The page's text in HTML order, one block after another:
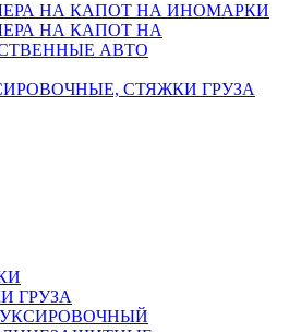
НА КАПОТ НА ИНОМАРКИ
НА КАПОТ НА
АВТО
СТЯЖКИ ГРУЗА
ГРУЗА